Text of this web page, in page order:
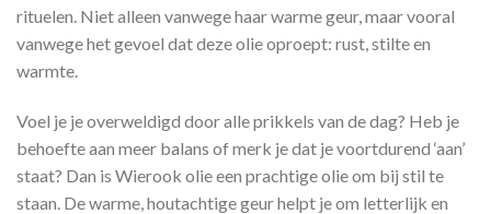
rituelen. Niet alleen vanwege haar warme geur, maar vooral
vanwege het gevoel dat deze olie oproept: rust, stilte en
warmte.
Voel je je overweldigd door alle prikkels van de dag? Heb je
behoefte aan meer balans of merk je dat je voortdurend ‘aan’
staat? Dan is Wierook olie een prachtige olie om bij stil te
staan. De warme, houtachtige geur helpt je om letterlijk en